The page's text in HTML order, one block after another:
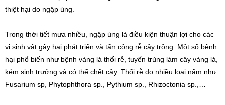
thiệt hại do ngập úng.
Trong thời tiết mưa nhiều, ngập úng là điều kiện thuận lợi cho các
vi sinh vật gây hại phát triển và tấn công rễ cây trồng. Một số bệnh
hại phổ biến như bệnh vàng lá thối rễ, tuyến trùng làm cây vàng lá,
kém sinh trưởng và có thể chết cây. Thối rễ do nhiều loại nấm như
Fusarium sp, Phytophthora sp., Pythium sp., Rhizoctonia sp.,…